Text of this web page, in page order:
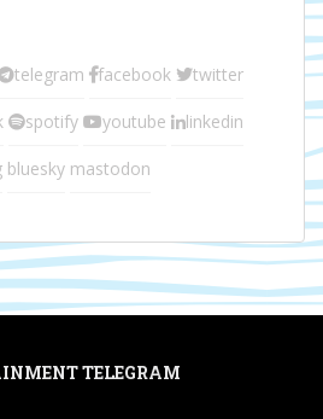
telegram facebook twitter
spotify youtube linkedin
bluesky mastodon
TELEGRAM